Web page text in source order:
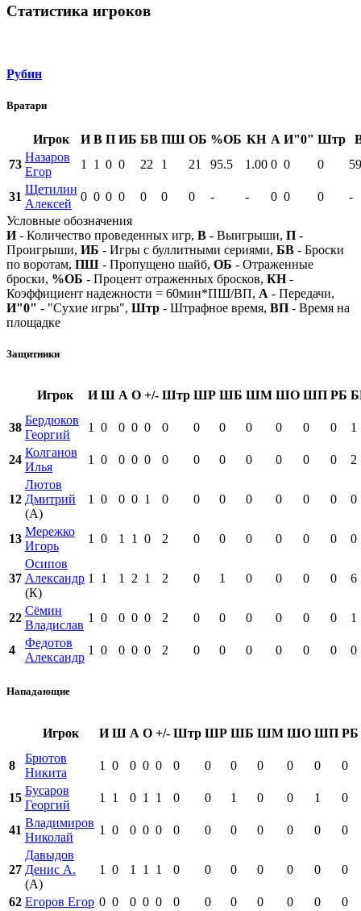
Статистика игроков
Рубин
Вратари
Игрок И В П ИБ БВ ПШ ОБ %ОБ КН А И"0" Штр
73
Назаров
Егор
1 1 0 0 22 1 21 95.5 1.00 0 0 0
31
Щетилин
Алексей
0 0 0 0 0 0 0 - - 0 0 0
-
Условные обозначения
И- Количество проведенных игр, В - Выигрыши, П -
Проигрыши, ИБ - Игры с буллитными сериями, БВ - Броски
по воротам, ПШ - Пропущено шайб, ОБ - Отраженные
броски, %ОБ - Процент отраженных бросков, КН-
Коэффициент надежности = 60мин*ПШ/ВП, А - Передачи,
И"0" - "Сухие игры", Штр - Штрафное время, ВП - Время на
площадке
Защитники
Игрок И Ш А О +/- Штр ШР ШБ ШМ ШО ШП РБ
38
Бердюков
Георгий
1 0 0 0 0 0 0 0 0 0 0 0 1
24
Колганов
Илья
1 0 0 0 0 0 0 0 0 0 0 0 2
12
Лютов
Дмитрий
(А)
1 0 0 0 1 0 0 0 0 0 0 0 0
13
Мережко
Игорь
1 0 1 1 0 2 0 0 0 0 0 0 0
37
Осипов
Александр
(К)
1 1 1 2 1 2 0 1 0 0 0 0 6
22
Сёмин
Владислав
1 0 0 0 0 2 0 0 0 0 0 0 1
4
Федотов
Александр
1 0 0 0 0 2 0 0 0 0 0 0 0
Нападающие
Игрок И Ш А О +/- Штр ШР ШБ ШМ ШО ШП РБ
8
Брютов
Никита
1 0 0 0 0 0 0 0 0 0 0 0
15
Бусаров
Георгий
1 1 0 1 1 0 0 1 0 0 1 0
41
Владимиров
Николай
1 0 0 0 0 0 0 0 0 0 0 0
27
Давыдов
Денис А.
(А)
1 0 1 1 1 0 0 0 0 0 0 0
62 Егоров Егор 0 0 0 0 0 0 0 0 0 0 0
0